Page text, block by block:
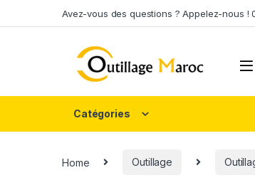
Avez-vous des questions ? Appelez-nous !
Catégories
Home Outillage